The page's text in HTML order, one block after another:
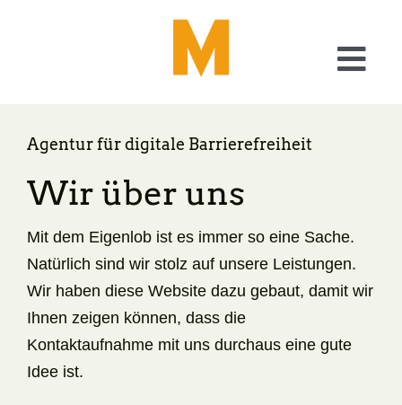
A11y – Generator
Über uns
Blog
Agentur für digitale Barrierefreiheit
Wir über uns
Mit dem Eigenlob ist es immer so eine Sache.
Natürlich sind wir stolz auf unsere Leistungen.
Wir haben diese Website dazu gebaut, damit wir
Ihnen zeigen können, dass die
Kontaktaufnahme mit uns durchaus eine gute
Idee ist.